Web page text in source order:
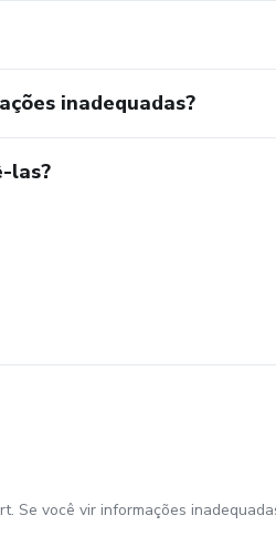
inadequadas?
las?
Se você vir informações